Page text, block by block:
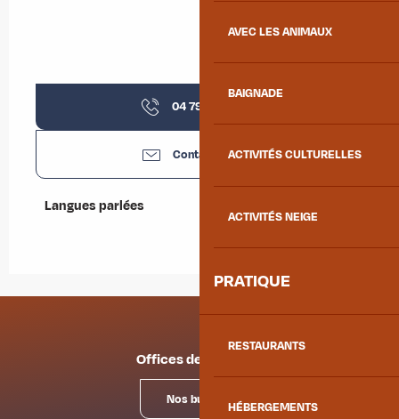
AVEC LES ANIMAUX
BAIGNADE
ACTIVITÉS CULTURELLES
ACTIVITÉS NEIGE
PRATIQUE
RESTAURANTS
HÉBERGEMENTS
04 79 64 05
Contactez-nous
Langues parlées
Langues parlées
Offices de tourisme
Nos bureaux